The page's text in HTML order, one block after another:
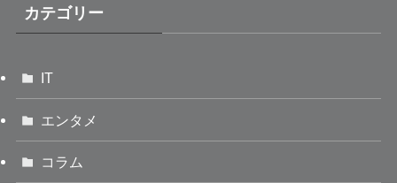
カテゴリー
IT
エンタメ
コラム